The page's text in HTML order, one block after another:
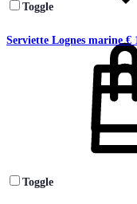
Toggle
Serviette Lognes marine€
Toggle